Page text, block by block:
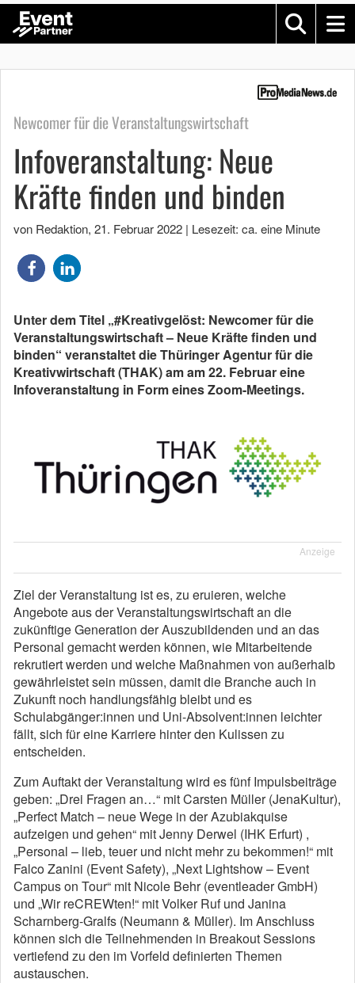
Newcomer für die Veranstaltungswirtschaft
Infoveranstaltung: Neue
Kräfte finden und binden
von Redaktion, 21. Februar 2022 | Lesezeit: ca. eine Minute
Unter dem Titel „#Kreativgelöst: Newcomer für die
Veranstaltungswirtschaft – Neue Kräfte finden und
binden“ veranstaltet die Thüringer Agentur für die
Kreativwirtschaft (THAK) am am 22. Februar eine
Infoveranstaltung in Form eines Zoom-Meetings.
Anzeige
Ziel der Veranstaltung ist es, zu eruieren, welche
Angebote aus der Veranstaltungswirtschaft an die
zukünftige Generation der Auszubildenden und an das
Personal gemacht werden können, wie Mitarbeitende
rekrutiert werden und welche Maßnahmen von außerhalb
gewährleistet sein müssen, damit die Branche auch in
Zukunft noch handlungsfähig bleibt und es
Schulabgänger:innen und Uni-Absolvent:innen leichter
fällt, sich für eine Karriere hinter den Kulissen zu
entscheiden.
Zum Auftakt der Veranstaltung wird es fünf Impulsbeiträge
geben: „Drei Fragen an…“ mit Carsten Müller (JenaKultur),
„Perfect Match – neue Wege in der Azubiakquise
aufzeigen und gehen“ mit Jenny Derwel (IHK Erfurt) ,
„Personal – lieb, teuer und nicht mehr zu bekommen!“ mit
Falco Zanini (Event Safety), „Next Lightshow – Event
Campus on Tour“ mit Nicole Behr (eventleader GmbH)
und „Wir reCREWten!“ mit Volker Ruf und Janina
Scharnberg-Gralfs (Neumann & Müller). Im Anschluss
können sich die Teilnehmenden in Breakout Sessions
vertiefend zu den im Vorfeld definierten Themen
austauschen.